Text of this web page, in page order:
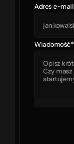
Adres e-mail
Wiadomość*